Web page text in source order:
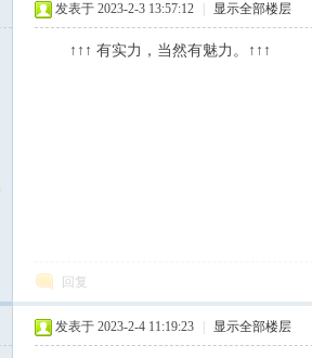
发表于 2023-2-3 13:57:12 显示全部楼层
↑↑↑ 有实力，当然有魅力。↑↑↑
回复
发表于 2023-2-4 11:19:23 显示全部楼层